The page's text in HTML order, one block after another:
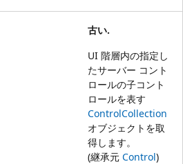
古い.
UI 階層内の指定し
たサーバー コント
ロールの子コント
ロールを表す
ControlCollection
オブジェクトを取
得します。
(継承元 Control)